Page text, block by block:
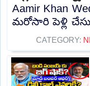
Aamir Khan
మరోసారి పెళ్లి
CATEGORY: